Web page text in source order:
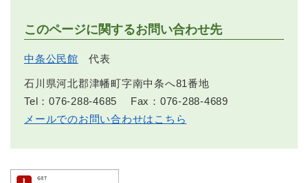
このページに関するお問い合わせ先
中条公民館 代表
石川県河北郡津幡町字南中条へ81番地
Tel：076-288-4685
Fax：076-288-4689
メールでのお問い合わせはこちら